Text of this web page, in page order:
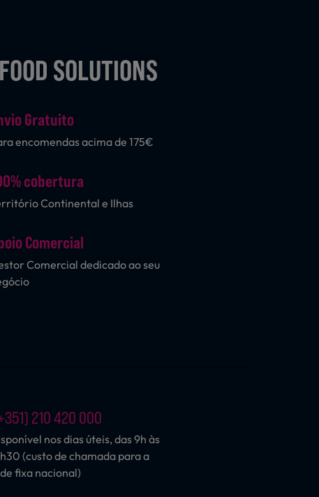
SOLUTIONS
Gratuito
encomendas acima de 175€
cobertura
Continental e Ilhas
Comercial
Comercial dedicado ao seu
210 420 000
nos dias úteis, das 9h às
(custo de chamada para a
fixa nacional)